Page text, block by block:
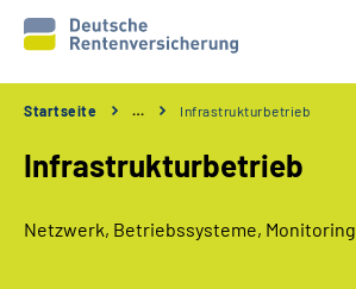
Startseite … Infrastrukturbetrieb
Infrastrukturbetrieb
Netzwerk, Betriebssysteme, Monitoring